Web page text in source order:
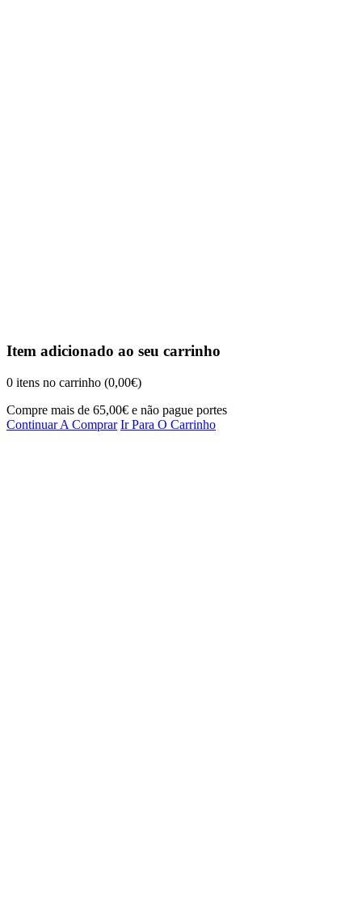
Item adicionado ao seu carrinho
0 itens no carrinho (0,00€)
Compre mais de 65,00€ e não pague portes
Continuar A Comprar Ir Para O Carrinho